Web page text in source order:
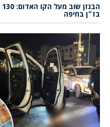
בז״ן בחיפה